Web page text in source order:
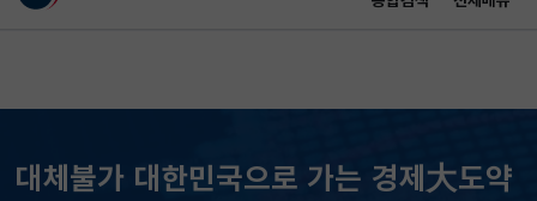
대체불가 대한민국으로 가는 경제大도약